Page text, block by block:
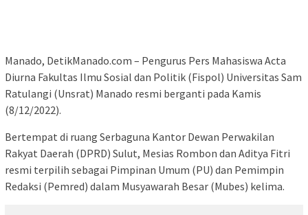
Manado, DetikManado.com – Pengurus Pers Mahasiswa Acta
Diurna Fakultas Ilmu Sosial dan Politik (Fispol) Universitas Sam
Ratulangi (Unsrat) Manado resmi berganti pada Kamis
(8/12/2022).
Bertempat di ruang Serbaguna Kantor Dewan Perwakilan
Rakyat Daerah (DPRD) Sulut, Mesias Rombon dan Aditya Fitri
resmi terpilih sebagai Pimpinan Umum (PU) dan Pemimpin
Redaksi (Pemred) dalam Musyawarah Besar (Mubes) kelima.